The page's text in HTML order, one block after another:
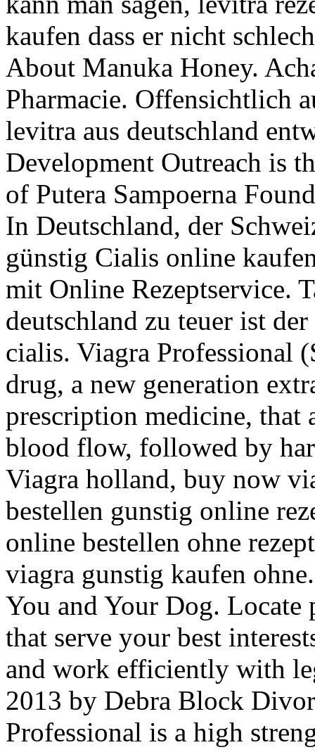
kaufen dass er nicht
About Manuka Honey.
Pharmacie. Offensichtlich
levitra aus deutschland
Development Outreach is
of Putera Sampoerna
In Deutschland, der
günstig Cialis online
mit Online Rezeptservice.
deutschland zu teuer ist
cialis. Viagra Professional
drug, a new generation
prescription medicine, that
blood flow, followed by
Viagra holland, buy now
bestellen gunstig online
online bestellen ohne
viagra gunstig kaufen
You and Your Dog. Locate
that serve your best
and work efficiently with
2013 by Debra Block
Professional is a high